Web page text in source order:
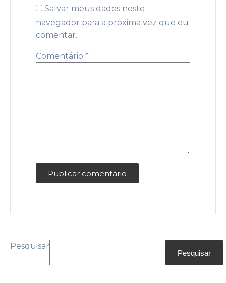
Salvar meus dados neste
navegador para a próxima vez que eu
comentar.
Comentário *
Pesquisar
Pesquisar